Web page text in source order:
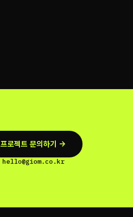
프로젝트 문의하기 →
hello@giom.co.kr